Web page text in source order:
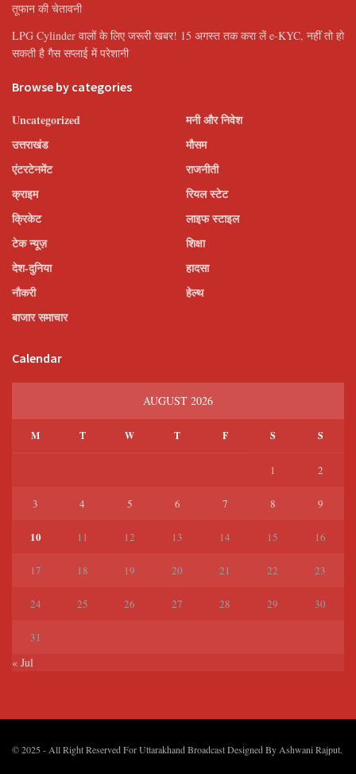
तूफान की चेतावनी
LPG Cylinder वालों के लिए जरूरी खबर! 15 अगस्त तक करा लें e-KYC, नहीं तो हो
सकती है गैस सप्लाई में परेशानी
Browse by categories
Uncategorized
उत्तराखंड
एंटरटेनमेंट
क्राइम
क्रिकेट
टेक न्यूज़
देश-दुनिया
नौकरी
बाजार समाचार
मनी और निवेश
मौसम
राजनीती
रियल स्टेट
लाइफ स्टाइल
शिक्षा
हादसा
हेल्थ
Calendar
AUGUST 2026
M T W T F S S
1 2
3 4 5 6 7 8 9
10 11 12 13 14 15 16
17 18 19 20 21 22 23
24 25 26 27 28 29 30
31
« Jul
© 2025 - All Right Reserved For Uttarakhand Broadcast Designed ByAshwani Rajput.